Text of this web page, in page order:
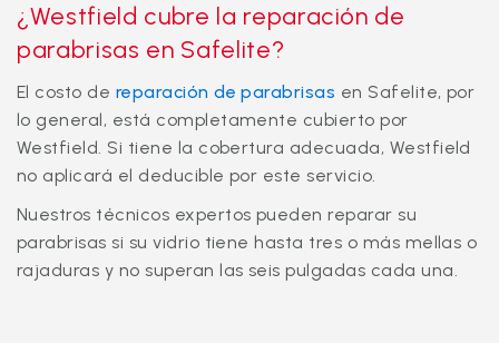
¿Westfield cubre la reparación de
parabrisas en Safelite?
El costo de reparación de parabrisas en Safelite, por
lo general, está completamente cubierto por
Westfield. Si tiene la cobertura adecuada, Westfield
no aplicará el deducible por este servicio.
Nuestros técnicos expertos pueden reparar su
parabrisas si su vidrio tiene hasta tres o más mellas o
rajaduras y no superan las seis pulgadas cada una.